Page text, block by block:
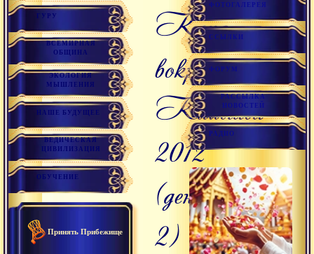
ГУРУ
ВСЕМИРНАЯ
ОБЩИНА
ЭКОЛОГИЯ
МЫШЛЕНИЯ
НАШЕ БУДУЩЕЕ
ВЕДИЧЕСКАЯ
ЦИВИЛИЗАЦИЯ
ОБУЧЕНИЕ
Принять Прибежище
Кора
вокруг
Кайласа
2012
(день
2)
ФОТОГАЛЕРЕЯ
ССЫЛКИ
ФОРУМ
РАССЫЛКА
НОВОСТЕЙ
РАДИО